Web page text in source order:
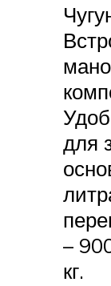
для
–
кг.